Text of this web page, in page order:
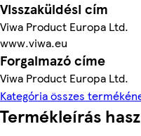
Visszaküldési cím
Viwa Product Europa Ltd.
www.viwa.eu
Forgalmazó címe
Viwa Product Europa Ltd.
Kategória összes
Termékleírás